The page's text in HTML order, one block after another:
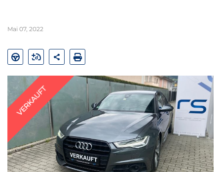
Mai 07, 2022
VERKAUFT